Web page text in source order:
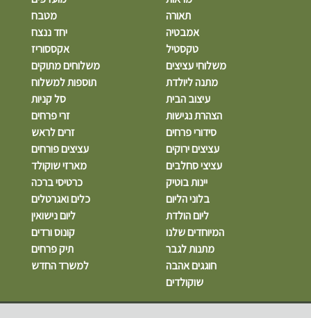
תאורה
מטבח
אמבטיה
יחד ננצח
טקסטיל
אקססוריז
משלוחי עציצים
משלוחים מתוקים
מתנה ליולדת
תוספות למשלוח
עיצוב הבית
סל קניות
הצהרת נגישות
זרי פרחים
סידורי פרחים
זרים לראש
עציצים ירוקים
עציצים פורחים
עציצי סחלבים
מארזי שוקולד
יינות בוטיק
כרטיסי ברכה
בלוני הליום
כלים ואגרטלים
ליום הולדת
ליום נישואין
המיוחדים שלנו
קונוס ורדים
מתנות לגבר
תיק פרחים
חוגגים אהבה
למשרד החדש
שוקולדים